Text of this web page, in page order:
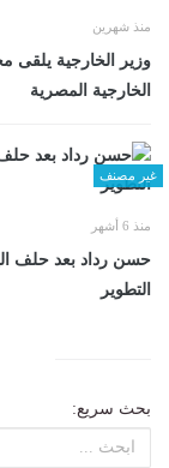
منذ شهرين
وزير الخارجية يلقى
الخارجية المصرية
غير مصنف
منذ 6 أشهر
حسن رداد بعد حلف
التطوير
بحث سريع: